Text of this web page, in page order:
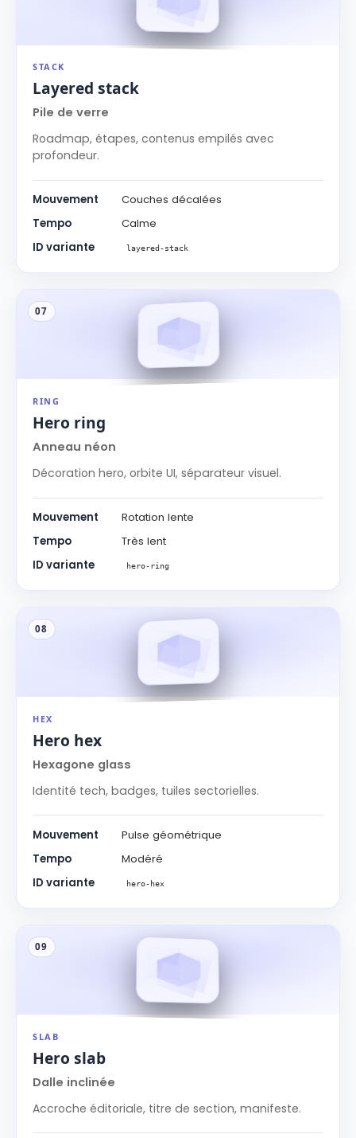
STACK
Layered stack
Pile de verre
Roadmap, étapes, contenus empilés avec
profondeur.
Mouvement
Couches décalées
Tempo
Calme
ID variante
layered-stack
07
RING
Hero ring
Anneau néon
Décoration hero, orbite UI, séparateur visuel.
Mouvement
Rotation lente
Tempo
Très lent
ID variante
hero-ring
08
HEX
Hero hex
Hexagone glass
Identité tech, badges, tuiles sectorielles.
Mouvement
Pulse géométrique
Tempo
Modéré
ID variante
hero-hex
09
SLAB
Hero slab
Dalle inclinée
Accroche éditoriale, titre de section, manifeste.